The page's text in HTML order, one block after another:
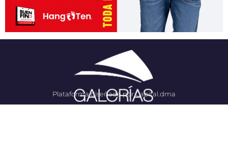
Plataforma diseñada por Capital.dma